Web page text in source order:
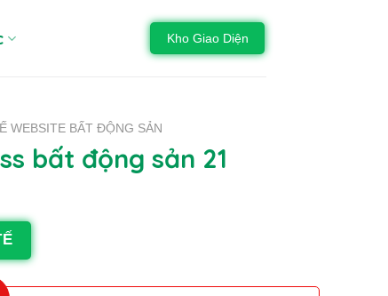
Kho Giao Diện
WEBSITE BẤT ĐỘNG SẢN
bất động sản 21